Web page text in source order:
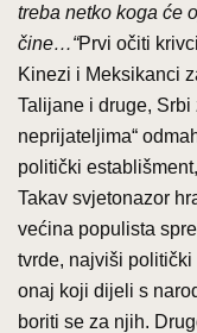
treba netko koga će
čine…“Prvi očiti
Kinezi i Meksikanci
Talijane i druge,
neprijateljima“
politički
Takav svjetonazor
većina populista
tvrde, najviši
onaj koji dijeli s
boriti se za njih.